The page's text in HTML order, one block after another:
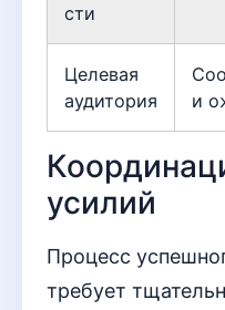
сти
Целевая
аудитория
и
усилий
Процесс
требует